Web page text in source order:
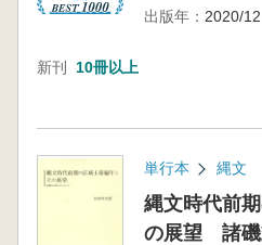
出版年： 2020/12
新刊 10冊以上
単行本 縄文
縄文時代前
の展望 諸磯